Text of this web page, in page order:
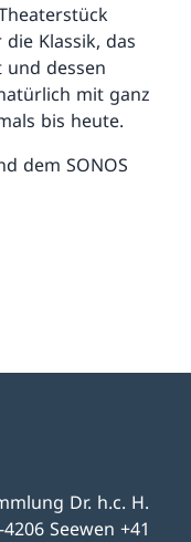
Klassik, das
dessen
mit ganz
bis heute.
dem SONOS
Dr. h.c. H.
Seewen +41